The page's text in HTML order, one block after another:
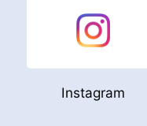
Instagram